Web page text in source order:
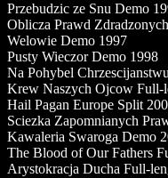
Przebudzic ze Snu Demo
Oblicza Prawd
Welowie Demo 1997
Pusty Wieczor Demo 1998
Na Pohybel
Krew Naszych Ojcow Full-
Hail Pagan Europe Split
Sciezka Zapomnianych
Kawaleria Swaroga Demo
The Blood of Our Fathers
Arystokracja Ducha Full-